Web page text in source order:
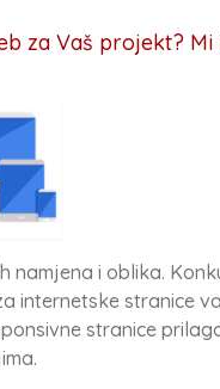
za Vaš projekt?
namjena i oblika.
internetske stranice
stranice